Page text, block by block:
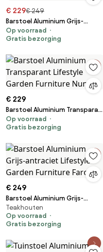
€ 229€ 249
Barstoel Aluminium Grijs-
antraciet Lifestyle Garden
Furniture Nuno
Op voorraad
Gratis bezorging
€ 229
Barstoel Aluminium Transparant
Lifestyle Garden Furniture Nuno
Op voorraad
Gratis bezorging
€ 249
Barstoel Aluminium Grijs-
antraciet Lifestyle Garden
Furniture Faro
Teakhouten
Op voorraad
Gratis bezorging